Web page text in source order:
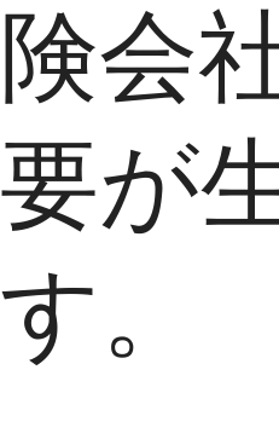
険会
要が
す。